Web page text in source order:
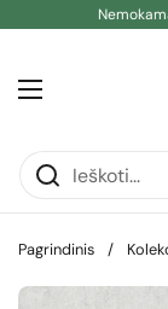
Pereiti prie turinio
Atidaryti meniu
Pagrindinis /